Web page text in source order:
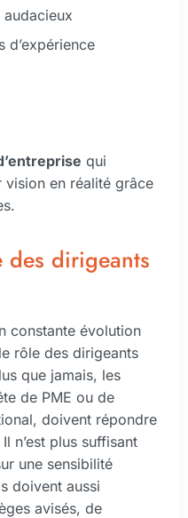
d’expérience
qui
vision en réalité grâce
des dirigeants
constante évolution
rôle des dirigeants
que jamais, les
de PME ou de
doivent répondre
n’est plus suffisant
une sensibilité
doivent aussi
avisés, de